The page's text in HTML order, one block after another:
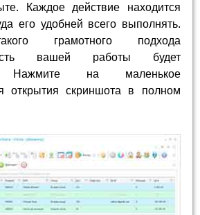
Каждое действие находится
его удобней всего выполнять.
грамотного подхода
вашей работы будет
Нажмите на маленькое
открытия скриншота в полном